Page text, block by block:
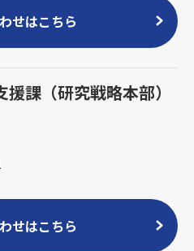
せはこちら
課（研究戦略本部）
せはこちら